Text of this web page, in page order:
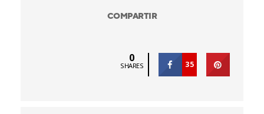
COMPARTIR
0
SHARES 35